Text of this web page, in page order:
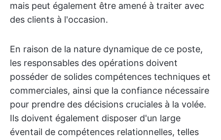
mais peut également être amené à traiter avec
des clients à l'occasion.
En raison de la nature dynamique de ce poste,
les responsables des opérations doivent
posséder de solides compétences techniques et
commerciales, ainsi que la confiance nécessaire
pour prendre des décisions cruciales à la volée.
Ils doivent également disposer d'un large
éventail de compétences relationnelles, telles